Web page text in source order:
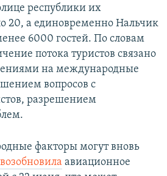
республики их
20, а единовременно Нальчик
6000 гостей. По словам
потока туристов связано
на международные
вопросов с
разрешением
факторы могут вновь
возобновила авиационное